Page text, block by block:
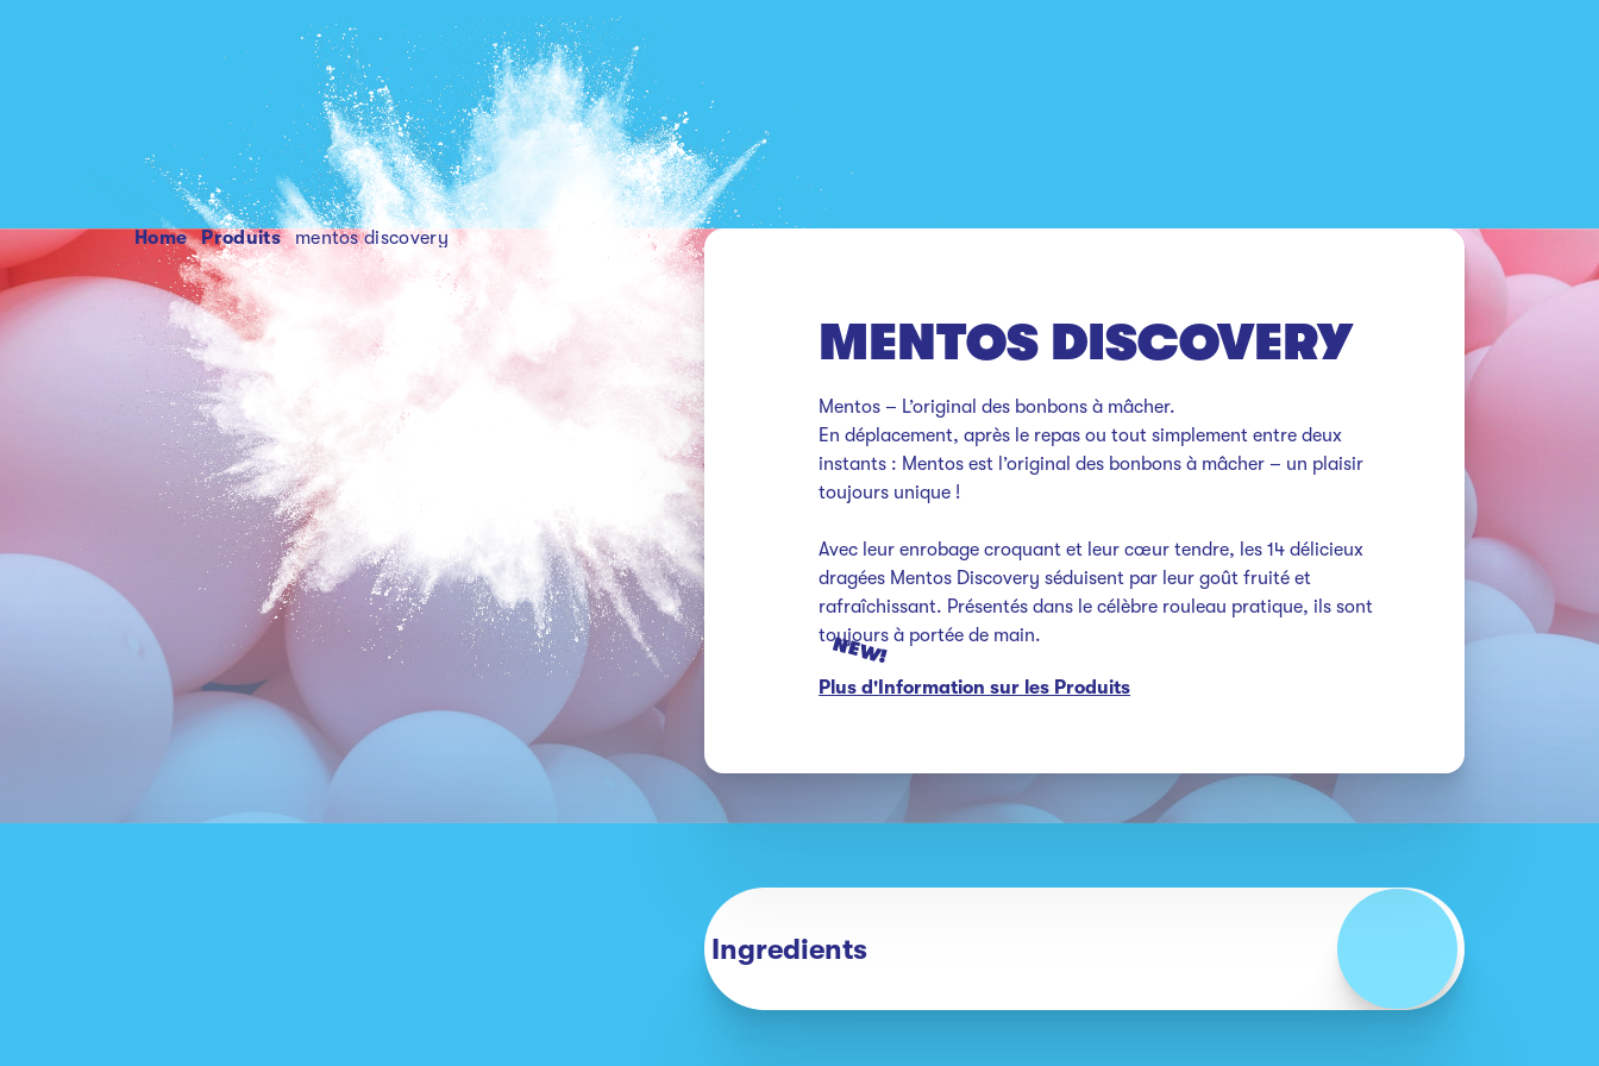
Home produits mentos discovery
MENTOS DISCOVERY
Mentos – L’original des bonbons à mâcher.
En déplacement, après le repas ou tout simplement entre deux
instants : Mentos est l’original des bonbons à mâcher – un plaisir
toujours unique !
Avec leur enrobage croquant et leur cœur tendre, les 14 délicieux
dragées Mentos Discovery séduisent par leur goût fruité et
rafraîchissant. Présentés dans le célèbre rouleau pratique, ils sont
toujours à portée de main.
Plus d'Information sur les Produits
NEW!
Ingredients